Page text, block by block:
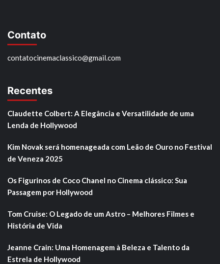
Contato
contatocinemaclassico@gmail.com
Recentes
Claudette Colbert: A Elegância e Versatilidade de uma
Lenda de Hollywood
Kim Novak será homenageada com Leão de Ouro no Festival
de Veneza 2025
Os Figurinos de Coco Chanel no Cinema clássico: Sua
Passagem por Hollywood
Tom Cruise: O Legado de um Astro – Melhores Filmes e
História de Vida
Jeanne Crain: Uma Homenagem à Beleza e Talento da
Estrela de Hollywood